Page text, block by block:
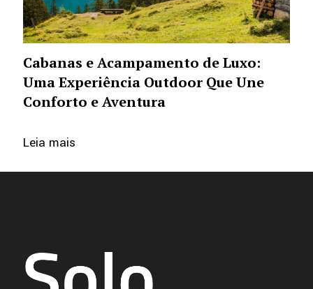
Cabanas e Acampamento de Luxo:
Uma Experiência Outdoor Que Une
Conforto e Aventura
Leia mais